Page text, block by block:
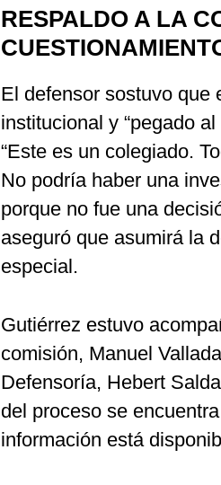
RESPALDO A LA
El defensor sostuvo que
institucional y “pegado
“Este es un colegiado.
No podría haber una
porque no fue una
aseguró que asumirá la
especial.
Gutiérrez estuvo
comisión, Manuel
Defensoría, Hebert
del proceso se
información está